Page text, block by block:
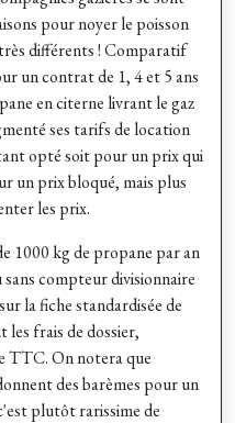
pour noyer le poisson
différents ! Comparatif
un contrat de 1, 4 et 5 ans
en citerne livrant le gaz
ses tarifs de location
opté soit pour un prix qui
un prix bloqué, mais plus
les prix.
1000 kg de propane par an
sans compteur divisionnaire
la fiche standardisée de
frais de dossier,
TTC. On notera que
des barèmes pour un
plutôt rarissime de